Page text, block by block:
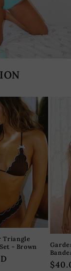
Triangle
- Brown